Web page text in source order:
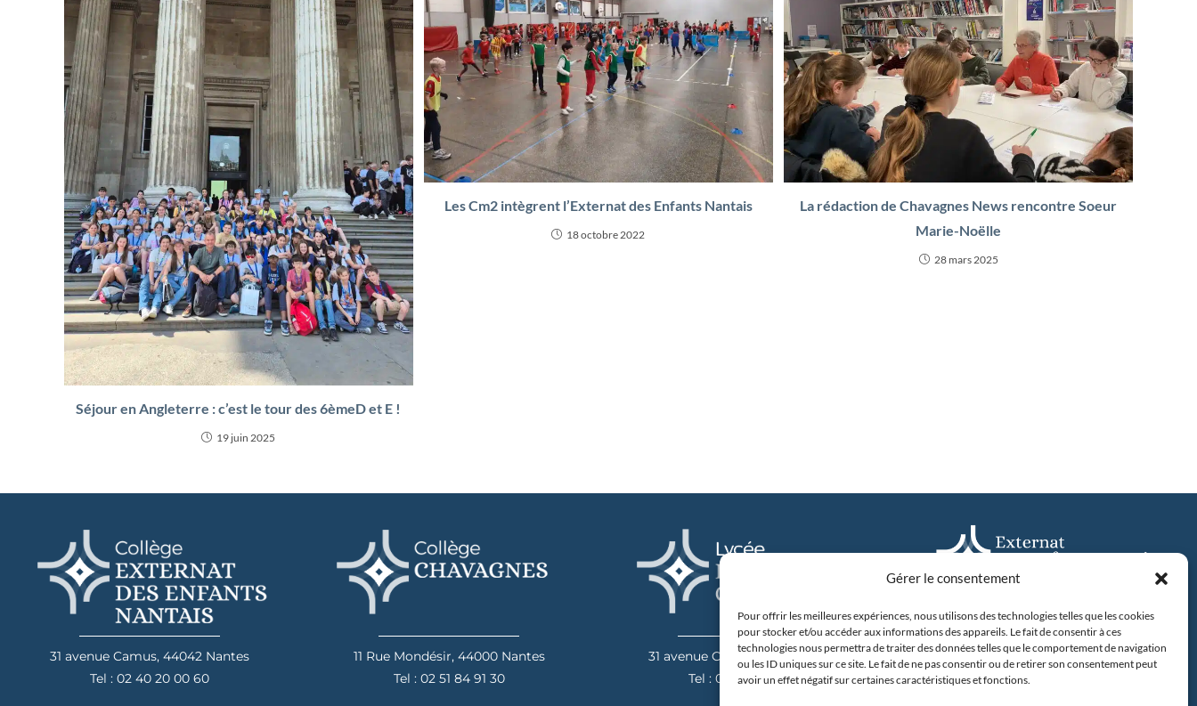
Gérer le consentement
Pour offrir les meilleures expériences, nous utilisons des technologies telles que les cookies
pour stocker et/ou accéder aux informations des appareils. Le fait de consentir à ces
technologies nous permettra de traiter des données telles que le comportement de navigation
ou les ID uniques sur ce site. Le fait de ne pas consentir ou de retirer son consentement peut
avoir un effet négatif sur certaines caractéristiques et fonctions.
Séjour en Angleterre : c’est le tour des 6èmeD et E !
19 juin 2025
Les Cm2 intègrent l’Externat des Enfants Nantais
18 octobre 2022
La rédaction de Chavagnes News rencontre Soeur
Marie-Noëlle
28 mars 2025
31 avenue Camus, 44042 Nantes
Tel : 02 40 20 00 60
11 Rue Mondésir, 44000 Nantes
Tel : 02 51 84 91 30
31 avenue Camus, 44042 Nantes
Tel : 02 40 20 00 60
31 avenue Camus, 44042 Nantes
Tel : 02 40 20 00 60